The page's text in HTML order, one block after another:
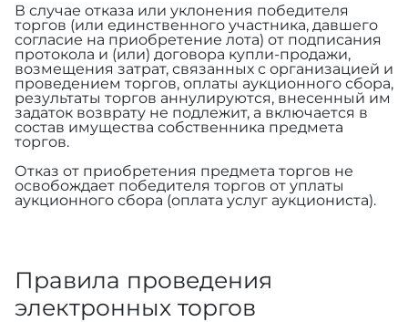
В случае отказа или уклонения победителя
торгов (или единственного участника, давшего
согласие на приобретение лота) от подписания
протокола и (или) договора купли-продажи,
возмещения затрат, связанных с организацией и
проведением торгов, оплаты аукционного сбора,
результаты торгов аннулируются, внесенный им
задаток возврату не подлежит, а включается в
состав имущества собственника предмета
торгов.
Отказ от приобретения предмета торгов не
освобождает победителя торгов от уплаты
аукционного сбора (оплата услуг аукциониста).
Правила проведения
электронных торгов